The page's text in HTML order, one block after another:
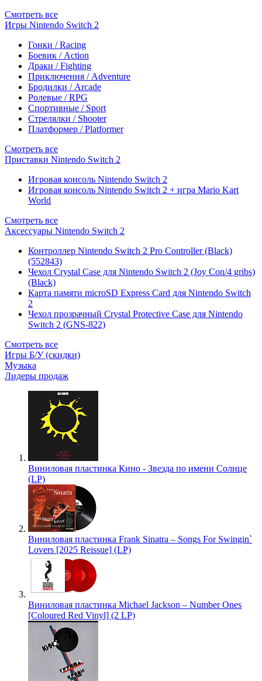
Смотреть все
Игры Nintendo Switch 2
Гонки / Racing
Боевик / Action
Драки / Fighting
Приключения / Adventure
Бродилки / Arcade
Ролевые / RPG
Спортивные / Sport
Стрелялки / Shooter
Платформер / Platformer
Смотреть все
Приставки Nintendo Switch 2
Игровая консоль Nintendo Switch 2
Игровая консоль Nintendo Switch 2 + игра Mario Kart
World
Смотреть все
Аксессуары Nintendo Switch 2
Контроллер Nintendo Switch 2 Pro Controller (Black)
(552843)
Чехол Сrystal Сase для Nintendo Switch 2 (Joy Con/4 gribs)
(Black)
Карта памяти microSD Express Card для Nintendo Switch
2
Чехол прозрачный Crystal Protective Case для Nintendo
Switch 2 (GNS-822)
Смотреть все
Игры Б/У (скидки)
Музыка
Лидеры продаж
Виниловая пластинка Кино - Звезда по имени Солнце
(LP)
Виниловая пластинка Frank Sinatra – Songs For Swingin`
Lovers [2025 Reissue] (LP)
Виниловая пластинка Michael Jackson – Number Ones
[Coloured Red Vinyl] (2 LP)